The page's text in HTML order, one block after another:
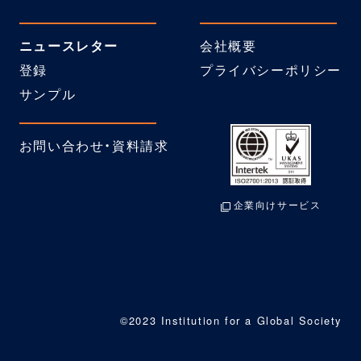
ニュースレター
登録
サンプル
お問い合わせ・資料請求
会社概要
プライバシーポリシー
企業向けサービス
©2023 Institution for a Global Society